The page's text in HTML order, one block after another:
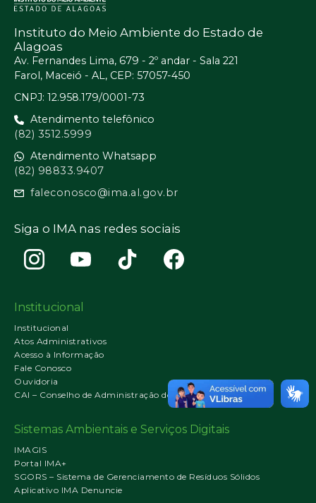
Instituto do Meio Ambiente do Estado de
Alagoas
Av. Fernandes Lima, 679 - 2º andar - Sala 221
Farol, Maceió - AL, CEP: 57057-450
CNPJ: 12.958.179/0001-73
Atendimento telefônico
(82) 3512.5999
Atendimento Whatsapp
(82) 98833.9407
faleconosco@ima.al.gov.br
Siga o IMA nas redes sociais
Institucional
Institucional
Atos Administrativos
Acesso à Informação
Fale Conosco
Ouvidoria
CAI – Conselho de Administração do IMA
Sistemas Ambientais e Serviços Digitais
IMAGIS
Portal IMA+
SGORS – Sistema de Gerenciamento de Resíduos Sólidos
Aplicativo IMA Denuncie